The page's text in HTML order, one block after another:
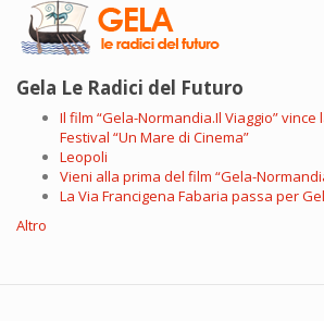
Gela Le Radici del Futuro
Il film “Gela-Normandia.Il Viaggio”
Festival “Un Mare di Cinema”
Leopoli
Vieni alla prima del film “Gela-
La Via Francigena Fabaria passa per
Altro